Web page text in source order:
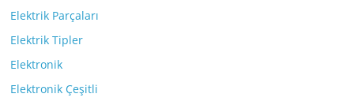
Elektrik Parçaları
Elektrik Tipler
Elektronik
Elektronik Çeşitli